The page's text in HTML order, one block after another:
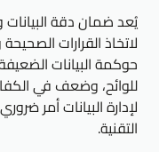
يُعد ضمان دقة البيانات
لاتخاذ القرارات
حوكمة البيانات
للوائح، وضعف في
لإدارة البيانات أمر
التقنية.